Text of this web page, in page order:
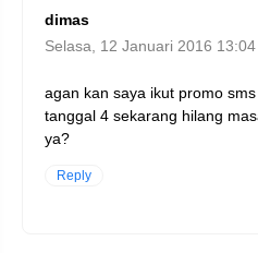
dimas
Selasa, 12 Januari 2016
agan kan saya ikut promo
tanggal 4 sekarang hilang
ya?
Reply